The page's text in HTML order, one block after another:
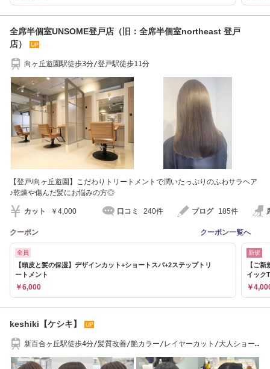
全席半個室UNSOME登戸店（旧：全席半個室northeast 登戸
店）
向ヶ丘遊園駅徒歩3分/登戸駅徒歩11分
【登戸/向ヶ丘遊園】こだわりトリートメントで潤いたっぷりのふわサラヘア
♪乾燥や傷んだ髪にお悩みの方◎
カット ￥4,000 口コミ 240件 ブログ 185件
クーポン クーポン一覧へ
全員
【頭皮と髪の保湿】デザインカット+ショートスパ+2ステップトリ
ートメント
￥6,000
新規
【ご
イック
￥
keshiki【ケシキ】
新百合ヶ丘駅徒歩4分/髪質改善/艶カラー/レイヤーカット/大人ショー